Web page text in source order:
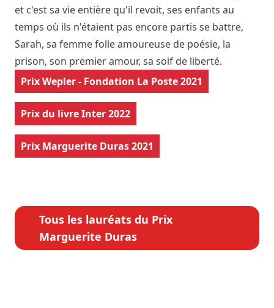
et c'est sa vie entière qu'il revoit, ses enfants au
temps où ils n'étaient pas encore partis se battre,
Sarah, sa femme folle amoureuse de poésie, la
prison, son premier amour, sa soif de liberté.
Prix Wepler - Fondation La Poste 2021
Prix du livre Inter 2022
Prix Marguerite Duras 2021
Tous les lauréats du Prix
Marguerite Duras